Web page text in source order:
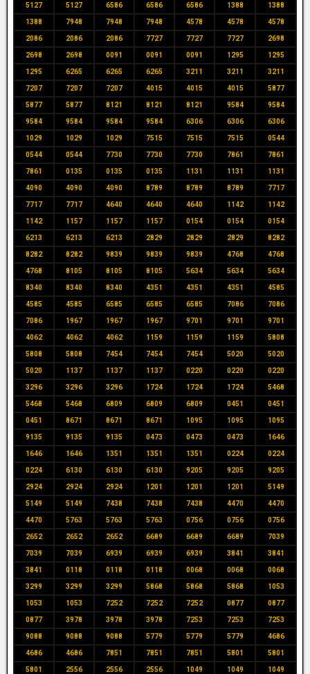
5127 5127 6586 6586 6586 1388 1388
1388 7948 7948 7948 4578 4578 4578
2086 2086 2086 7727 7727 7727 2698
2698 2698 0091 0091 0091 1295 1295
1295 6265 6265 6265 3211 3211 3211
7207 7207 7207 4015 4015 4015 5877
5877 5877 8121 8121 8121 9584 9584
9584 9584 9584 9584 6306 6306 6306
1029 1029 1029 7515 7515 7515 0544
0544 0544 7730 7730 7730 7861 7861
7861 0135 0135 0135 1131 1131 1131
4090 4090 4090 8789 8789 8789 7717
7717 7717 4640 4640 4640 1142 1142
1142 1157 1157 1157 0154 0154 0154
6213 6213 6213 2829 2829 2829 8282
8282 8282 9839 9839 9839 4768 4768
4768 8105 8105 8105 5634 5634 5634
8340 8340 8340 4351 4351 4351 4585
4585 4585 6585 6585 6585 7086 7086
7086 1967 1967 1967 9701 9701 9701
4062 4062 4062 1159 1159 1159 5808
5808 5808 7454 7454 7454 5020 5020
5020 1137 1137 1137 0220 0220 0220
3296 3296 3296 1724 1724 1724 5468
5468 5468 6809 6809 6809 0451 0451
0451 8671 8671 8671 1095 1095 1095
9135 9135 9135 0473 0473 0473 1646
1646 1646 1351 1351 1351 0224 0224
0224 6130 6130 6130 9205 9205 9205
2924 2924 2924 1201 1201 1201 5149
5149 5149 7438 7438 7438 4470 4470
4470 5763 5763 5763 0756 0756 0756
2652 2652 2652 6689 6689 6689 7039
7039 7039 6939 6939 6939 3841 3841
3841 0118 0118 0118 0068 0068 0068
3299 3299 3299 5868 5868 5868 1053
1053 1053 7252 7252 7252 0877 0877
0877 3978 3978 3978 7253 7253 7253
9088 9088 9088 5779 5779 5779 4686
4686 4686 7851 7851 7851 5801 5801
5801 2556 2556 2556 1049 1049 1049